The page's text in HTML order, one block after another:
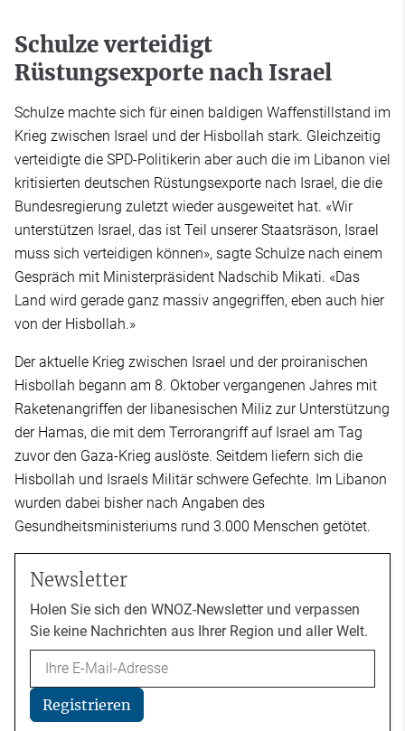
Schulze verteidigt
Rüstungsexporte nach Israel
Schulze machte sich für einen baldigen Waffenstillstand im
Krieg zwischen Israel und der Hisbollah stark. Gleichzeitig
verteidigte die SPD-Politikerin aber auch die im Libanon viel
kritisierten deutschen Rüstungsexporte nach Israel, die die
Bundesregierung zuletzt wieder ausgeweitet hat. «Wir
unterstützen Israel, das ist Teil unserer Staatsräson, Israel
muss sich verteidigen können», sagte Schulze nach einem
Gespräch mit Ministerpräsident Nadschib Mikati. «Das
Land wird gerade ganz massiv angegriffen, eben auch hier
von der Hisbollah.»
Der aktuelle Krieg zwischen Israel und der proiranischen
Hisbollah begann am 8. Oktober vergangenen Jahres mit
Raketenangriffen der libanesischen Miliz zur Unterstützung
der Hamas, die mit dem Terrorangriff auf Israel am Tag
zuvor den Gaza-Krieg auslöste. Seitdem liefern sich die
Hisbollah und Israels Militär schwere Gefechte. Im Libanon
wurden dabei bisher nach Angaben des
Gesundheitsministeriums rund 3.000 Menschen getötet.
Newsletter
Holen Sie sich den WNOZ-Newsletter und verpassen
Sie keine Nachrichten aus Ihrer Region und aller Welt.
Email
Registrieren